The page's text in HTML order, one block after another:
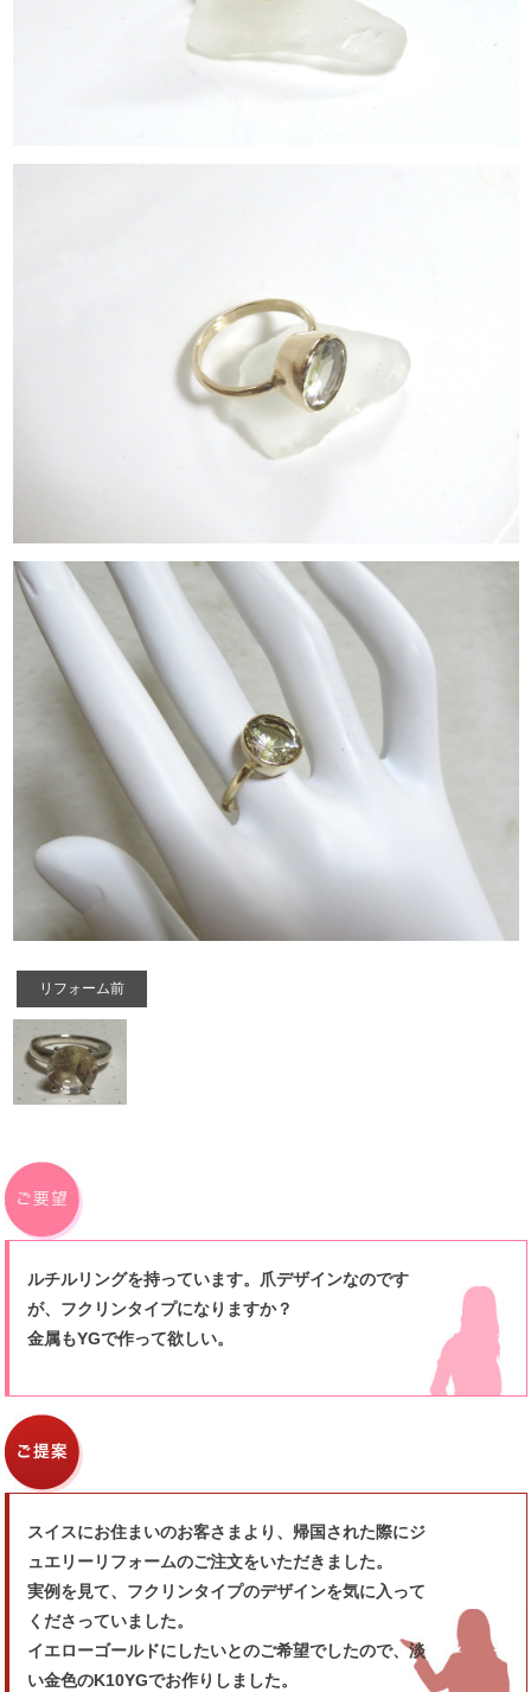
リフォーム前
ルチルリングを持っています。爪デザインなのです
が、フクリンタイプになりますか？
金属もYGで作って欲しい。
スイスにお住まいのお客さまより、帰国された際にジ
ュエリーリフォームのご注文をいただきました。
実例を見て、フクリンタイプのデザインを気に入って
くださっていました。
イエローゴールドにしたいとのご希望でしたので、淡
い金色のK10YGでお作りしました。